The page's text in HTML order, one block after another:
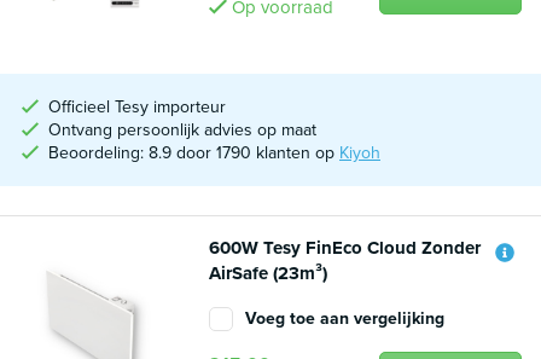
Op voorraad
Officieel Tesy importeur
Ontvang persoonlijk advies op maat
Beoordeling: 8.9 door 1790 klanten op Kiyoh
600W Tesy FinEco Cloud Zonder
AirSafe (23m³)
Voeg toe aan vergelijking